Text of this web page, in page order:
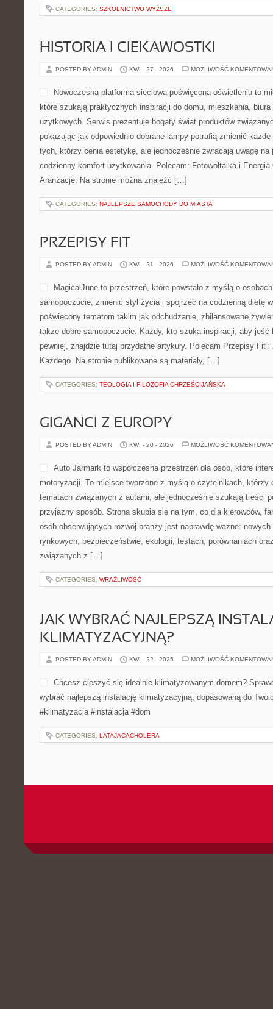
CATEGORIES: SZKOLNICTWO WYŻSZE
HISTORIA I CIEKAWOSTKI
POSTED BY ADMIN KWI - 27 - 2026 MOŻLIWOŚĆ
Nowoczesna platforma sieciowa poświęcona oświetleniu to
które szukają praktycznych inspiracji do domu, mieszkania,
użytkowych. Serwis prezentuje bogaty świat produktów
pokazując jak odpowiednio dobrane lampy potrafią zmienić
tych, którzy cenią estetykę, ale jednocześnie zwracają uwagę na
codzienny komfort użytkowania. Polecam: Fotowoltaika i Energia
Aranżacje. Na stronie można znaleźć […]
CATEGORIES: NAJLEPSZE SAMOCHODY DO MIASTA
PRZEPISY FIT
POSTED BY ADMIN KWI - 21 - 2026 MOŻLIWOŚĆ
MagicalJune to przestrzeń, które powstało z myślą o
samopoczucie, zmienić styl życia i spojrzeć na codzienną dietę
poświęcony tematom takim jak odchudzanie, zbilansowane
także dobre samopoczucie. Każdy, kto szuka inspiracji, aby
pewniej, znajdzie tutaj przydatne artykuły. Polecam Przepisy Fit i
Każdego. Na stronie publikowane są materiały, […]
CATEGORIES: TEOLOGIA I FILOZOFIA CHRZEŚCIJAŃSKA
GIGANCI Z EUROPY
POSTED BY ADMIN KWI - 20 - 2026 MOŻLIWOŚĆ
Auto Jarmark to współczesna przestrzeń dla osób, które
motoryzacji. To miejsce tworzone z myślą o czytelnikach, którzy
tematach związanych z autami, ale jednocześnie szukają treści
przyjazny sposób. Strona skupia się na tym, co dla kierowców,
osób obserwujących rozwój branży jest naprawdę ważne:
rynkowych, bezpieczeństwie, ekologii, testach, porównaniach
związanych z […]
CATEGORIES: WRAŻLIWOŚĆ
JAK WYBRAĆ NAJLEPSZĄ
KLIMATYZACYJNĄ?
POSTED BY ADMIN KWI - 22 - 2025 MOŻLIWOŚĆ
Chcesz cieszyć się idealnie klimatyzowanym domem?
wybrać najlepszą instalację klimatyzacyjną, dopasowaną do
#klimatyzacja #instalacja #dom
CATEGORIES: LATAJACACHOLERA